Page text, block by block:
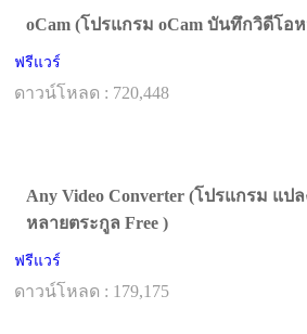
oCam (โปรแกรม oCam บันทึกวิดีโอ
ฟรีแวร์
ดาวน์โหลด : 720,448
Any Video Converter (โปรแกรม แป
หลายตระกูล Free )
ฟรีแวร์
ดาวน์โหลด : 179,175